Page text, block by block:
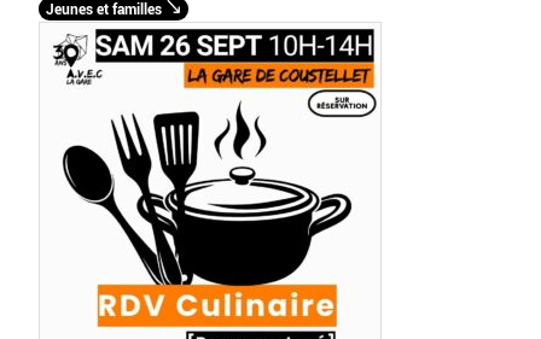
Jeunes et familles